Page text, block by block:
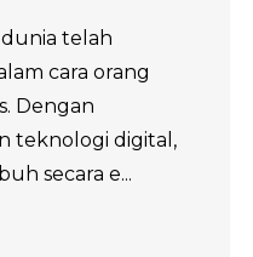
telah
cara orang
Dengan
teknologi digital,
secara e...